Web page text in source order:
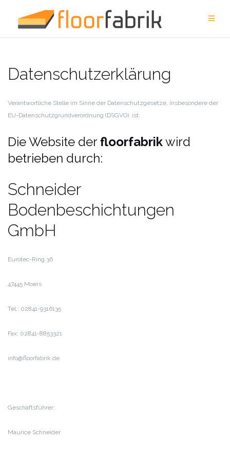
Inhalt
springen
Datenschutzerklärung
Verantwortliche Stelle im Sinne der Datenschutzgesetze, insbesondere der
EU-Datenschutzgrundverordnung (DSGVO), ist:
Die Website derfloorfabrikwird
betrieben durch:
Schneider
Bodenbeschichtungen
GmbH
Eurotec-Ring 36
47445 Moers
Tel.: 02841-9316135
Fax: 02841-8853321
info@floorfabrik.de
Geschäftsführer:
Maurice Schneider